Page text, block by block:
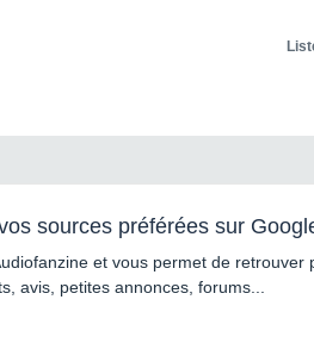
sources préférées sur
et vous permet de retrouver
avis, petites annonces, forums...